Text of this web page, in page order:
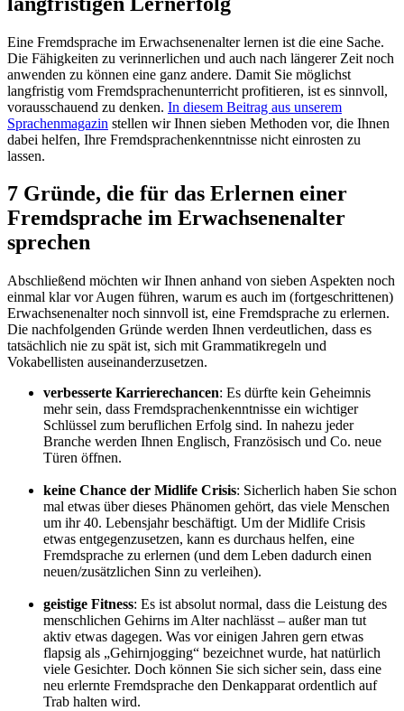
Eine Fremdsprache im Erwachsenenalter lernen ist die eine Sache.
Die Fähigkeiten zu verinnerlichen und auch nach längerer Zeit noch
anwenden zu können eine ganz andere. Damit Sie möglichst
langfristig vom Fremdsprachenunterricht profitieren, ist es sinnvoll,
vorausschauend zu denken. In diesem Beitrag aus unserem
Sprachenmagazin stellen wir Ihnen sieben Methoden vor, die Ihnen
dabei helfen, Ihre Fremdsprachenkenntnisse nicht einrosten zu
lassen.
7 Gründe, die für das Erlernen einer
Fremdsprache im Erwachsenenalter
sprechen
Abschließend möchten wir Ihnen anhand von sieben Aspekten noch
einmal klar vor Augen führen, warum es auch im (fortgeschrittenen)
Erwachsenenalter noch sinnvoll ist, eine Fremdsprache zu erlernen.
Die nachfolgenden Gründe werden Ihnen verdeutlichen, dass es
tatsächlich nie zu spät ist, sich mit Grammatikregeln und
Vokabellisten auseinanderzusetzen.
verbesserte Karrierechancen: Es dürfte kein Geheimnis
mehr sein, dass Fremdsprachenkenntnisse ein wichtiger
Schlüssel zum beruflichen Erfolg sind. In nahezu jeder
Branche werden Ihnen Englisch, Französisch und Co. neue
Türen öffnen.
keine Chance der Midlife Crisis: Sicherlich haben Sie schon
mal etwas über dieses Phänomen gehört, das viele Menschen
um ihr 40. Lebensjahr beschäftigt. Um der Midlife Crisis
etwas entgegenzusetzen, kann es durchaus helfen, eine
Fremdsprache zu erlernen (und dem Leben dadurch einen
neuen/zusätzlichen Sinn zu verleihen).
geistige Fitness: Es ist absolut normal, dass die Leistung des
menschlichen Gehirns im Alter nachlässt – außer man tut
aktiv etwas dagegen. Was vor einigen Jahren gern etwas
flapsig als „Gehirnjogging“ bezeichnet wurde, hat natürlich
viele Gesichter. Doch können Sie sich sicher sein, dass eine
neu erlernte Fremdsprache den Denkapparat ordentlich auf
Trab halten wird.